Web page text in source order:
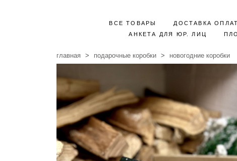
ВСЕ ТОВАРЫ ДОСТАВКА
АНКЕТА ДЛЯ ЮР. ЛИЦ
главная подарочные коробки новогодние коробки